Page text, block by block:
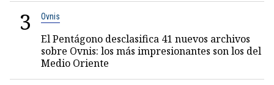
3 Ovnis
El Pentágono desclasifica 41 nuevos archivos
sobre Ovnis: los más impresionantes son los del
Medio Oriente